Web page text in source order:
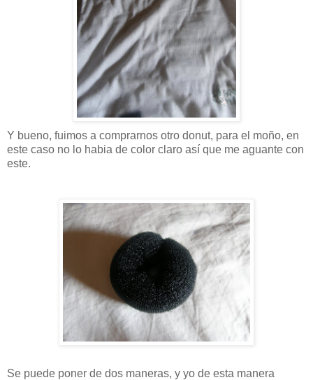
Y bueno, fuimos a comprarnos otro donut, para el moño, en
este caso no lo habia de color claro así que me aguante con
este.
Se puede poner de dos maneras, y yo de esta manera